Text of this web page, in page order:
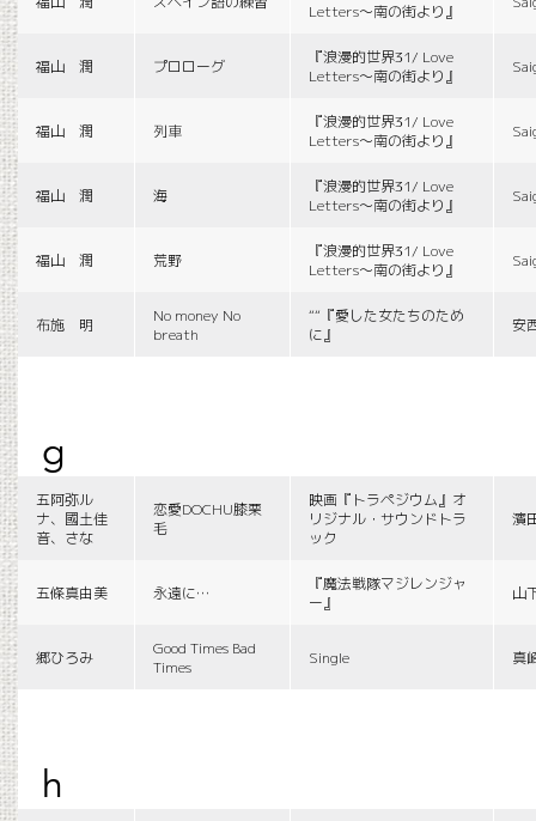
Letters〜南の街より』
福山 潤 プロローグ
『浪漫的世界31/ Love
Letters〜南の街より』
福山 潤 列車
『浪漫的世界31/ Love
Letters〜南の街より』
福山 潤 海
『浪漫的世界31/ Love
Letters〜南の街より』
福山 潤 荒野
『浪漫的世界31/ Love
Letters〜南の街より』
布施 明
No money No
breath
““『愛した女たちのため
に』
安
g
五阿弥ル
ナ、國土佳
音、さな
恋愛DOCHU膝栗
毛
映画『トラペジウム』オ
リジナル・サウンドトラ
ック
濱
五條真由美 永遠に…
『魔法戦隊マジレンジャ
ー』
山
郷ひろみ
Good Times Bad
Times
Single 真
h